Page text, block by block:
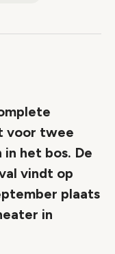
voor twee
het bos. De
vindt op
plaats
in